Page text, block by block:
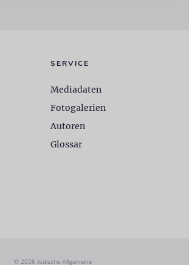
SERVICE
Mediadaten
Fotogalerien
Autoren
Glossar
© 2026 Jüdische Allgemeine